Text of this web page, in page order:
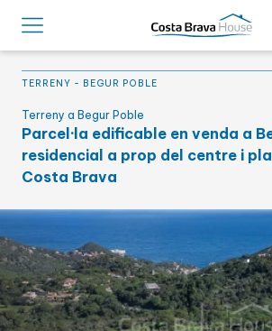
TERRENY - BEGUR POBLE
Terreny a Begur Poble
Parcel·la edificable en venda a
residencial a prop del centre i
Costa Brava